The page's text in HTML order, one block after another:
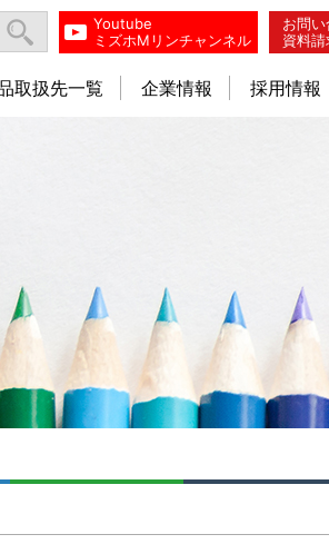
お問い
資料請
Youtube
ミズホMリンチャンネル
取扱先一覧 企業情報 採用情報